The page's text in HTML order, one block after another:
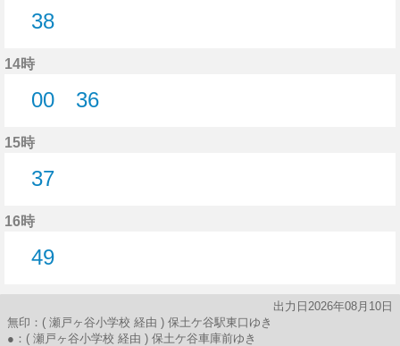
38
14時
00
36
15時
37
16時
49
出力日2026年08月10日
無印：( 瀬戸ヶ谷小学校 経由 ) 保土ケ谷駅東口ゆき
●：( 瀬戸ヶ谷小学校 経由 ) 保土ケ谷車庫前ゆき